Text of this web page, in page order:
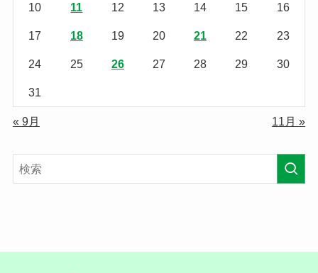
10 11 12 13 14 15 16
17 18 19 20 21 22 23
24 25 26 27 28 29 30
31
« 9月 11月 »